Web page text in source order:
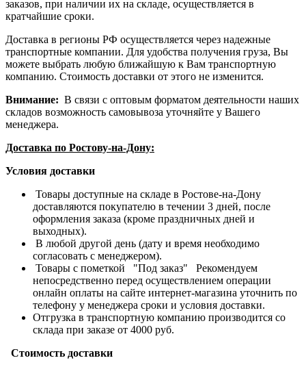
заказов, при наличии их на складе, осуществляется в
кратчайшие сроки.
Доставка в регионы РФ осуществляется через надежные
транспортные компании. Для удобства получения груза, Вы
можете выбрать любую ближайшую к Вам транспортную
компанию. Стоимость доставки от этого не изменится.
Внимание: В связи с оптовым форматом деятельности наших
складов возможность самовывоза уточняйте у Вашего
менеджера.
Доставка по Ростову-на-Дону:
Условия доставки
Товары доступные на складе в Ростове-на-Дону
доставляются покупателю в течении 3 дней, после
оформления заказа (кроме праздничных дней и
выходных).
В любой другой день (дату и время необходимо
согласовать с менеджером).
Товары с пометкой "Под заказ" Рекомендуем
непосредственно перед осуществлением операции
онлайн оплаты на сайте интернет-магазина уточнить по
телефону у менеджера сроки и условия доставки.
Отгрузка в транспортную компанию производится со
склада при заказе от 4000 руб.
Стоимость доставки